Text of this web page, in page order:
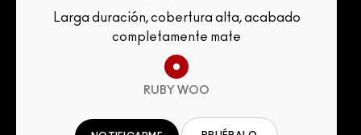
Larga duración, cobertura alta, acabado
completamente mate
RUBY WOO